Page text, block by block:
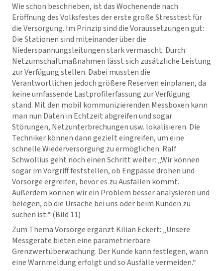
Wie schon beschrieben, ist das Wochenende nach
Eröffnung des Volksfestes der erste große Stresstest für
die Versorgung. Im Prinzip sind die Voraussetzungen gut:
Die Stationen sind miteinander über die
Niederspannungsleitungen stark vermascht. Durch
Netzumschaltmaßnahmen lässt sich zusätzliche Leistung
zur Verfügung stellen. Dabei mussten die
Verantwortlichen jedoch größere Reserven einplanen, da
keine umfassende Lastprofilerfassung zur Verfügung
stand. Mit den mobil kommunizierenden Messboxen kann
man nun Daten in Echtzeit abgreifen und sogar
Störungen, Netzunterbrechungen usw. lokalisieren. Die
Techniker können dann gezielt eingreifen, um eine
schnelle Wiederversorgung zu ermöglichen. Ralf
Schwollius geht noch einen Schritt weiter: „Wir können
sogar im Vorgriff feststellen, ob Engpässe drohen und
Vorsorge ergreifen, bevor es zu Ausfällen kommt.
Außerdem können wir ein Problem besser analysieren und
belegen, ob die Ursache bei uns oder beim Kunden zu
suchen ist.“ (Bild 11)
Zum Thema Vorsorge ergänzt Kilian Eckert: „Unsere
Messgeräte bieten eine parametrierbare
Grenzwertüberwachung. Der Kunde kann festlegen, wann
eine Warnmeldung erfolgt und so Ausfälle vermeiden.“